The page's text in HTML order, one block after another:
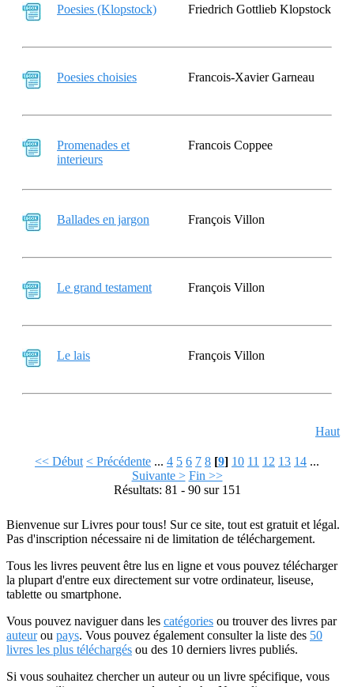
Poesies (Klopstock) Friedrich Gottlieb Klopstock
Poesies choisies Francois-Xavier Garneau
Promenades et
interieurs
Francois Coppee
Ballades en jargon François Villon
Le grand testament François Villon
Le lais François Villon
Haut
<< Début < Précédente ... 4 5 6 7 8 [9] 10 11 12 13 14 ...
Suivante > Fin >>
Résultats: 81 - 90 sur 151
Bienvenue sur Livres pour tous! Sur ce site, tout est gratuit et légal.
Pas d'inscription nécessaire ni de limitation de téléchargement.
Tous les livres peuvent être lus en ligne et vous pouvez télécharger
la plupart d'entre eux directement sur votre ordinateur, liseuse,
tablette ou smartphone.
Vous pouvez naviguer dans les catégories ou trouver des livres par
auteurou pays. Vous pouvez également consulter la liste des 50
livres les plus téléchargés ou des 10 derniers livres publiés.
Si vous souhaitez chercher un auteur ou un livre spécifique, vous